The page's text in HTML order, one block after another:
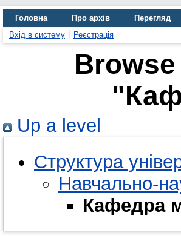
Головна Про архів Перегляд
Вхід в систему
Реєстрація
Up a level
Структура
Навчально-
Кафедра